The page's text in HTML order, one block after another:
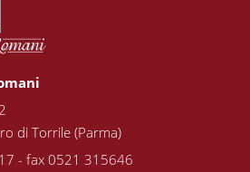
di Torrile (Parma)
- fax 0521 315646